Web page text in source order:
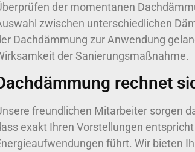
der momentanen
zwischen unterschiedlichen
Dachdämmung zur Anwendung
der Sanierungsmaßnahme.
rechnet
freundlichen Mitarbeiter sorgen
exakt Ihren Vorstellungen
führt. Wir bieten